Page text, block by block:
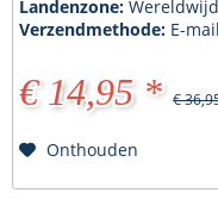
Landenzone:Wereldwijd
Verzendmethode: E-mail
€ 14,95 * €
Onthouden